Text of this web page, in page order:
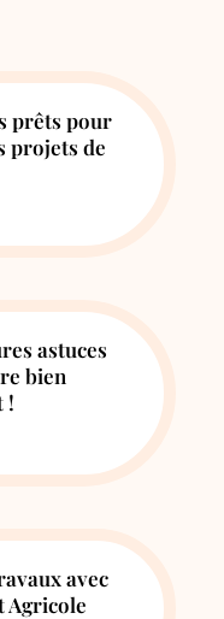
prêts pour
projets de
astuces
bien
!
avec
Agricole